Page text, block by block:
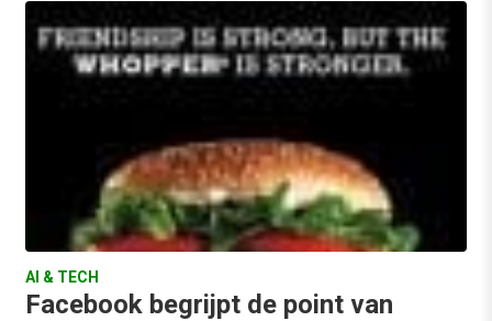
AI & TECH
Facebook begrijpt de point van